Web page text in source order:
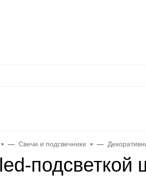
Свечи и подсвечники
подсветкой